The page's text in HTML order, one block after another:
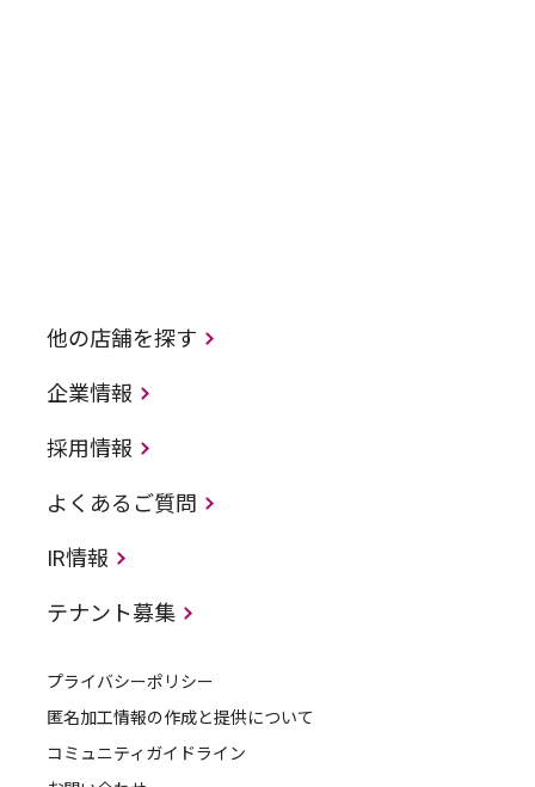
他の店舗を探す
企業情報
採用情報
よくあるご質問
IR情報
テナント募集
プライバシーポリシー
匿名加工情報の作成と提供について
コミュニティガイドライン